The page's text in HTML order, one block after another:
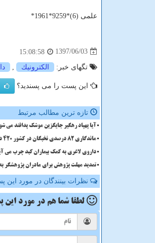
علمی (6)*9259*1961*
1397/06/03
15:08:58
تگهای خبر: الكترونیك
این پست را می پسندید؟
تازه ترین مطالب مرتبط
آیا پهپاد رهگیر جایگزین موشک پدافند می
ماندگاری 82 درصدی نخبگان در کشور 420 دانش آموخته برتر جذب شدند
داروی لاغری به کمک بیماران کبد چرب می
تمدید مهلت پژوهش برای مادران پژوهشگر
نظرات بینندگان در مورد این
لطفا شما هم در مورد این